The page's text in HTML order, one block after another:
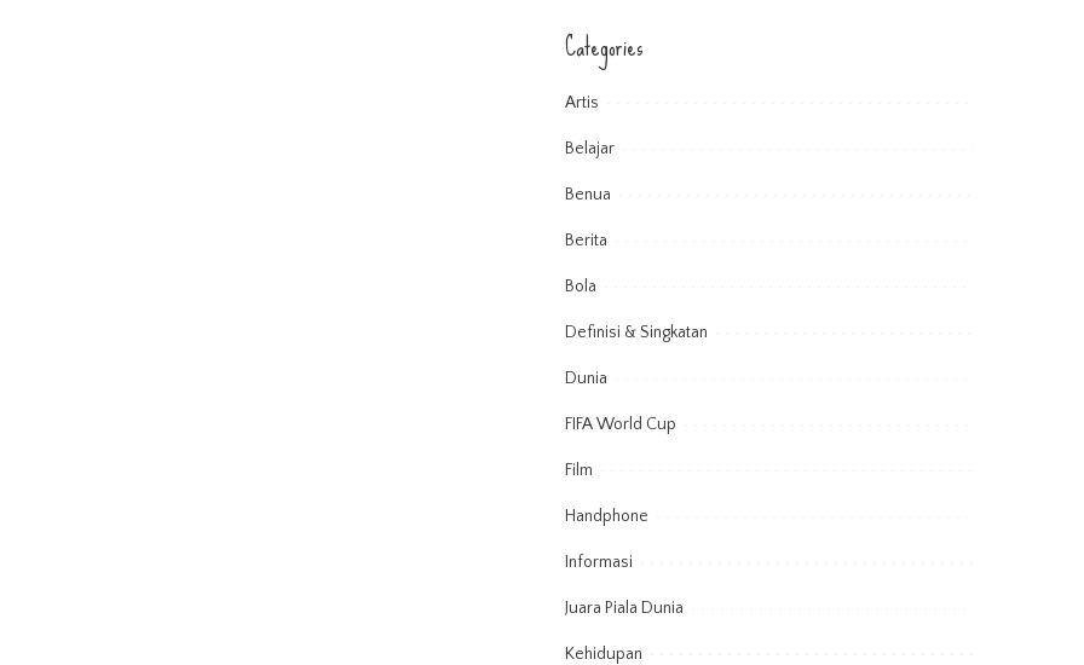
Categories
Artis
Belajar
Benua
Berita
Bola
Definisi & Singkatan
Dunia
FIFA World Cup
Film
Handphone
Informasi
Juara Piala Dunia
Kehidupan